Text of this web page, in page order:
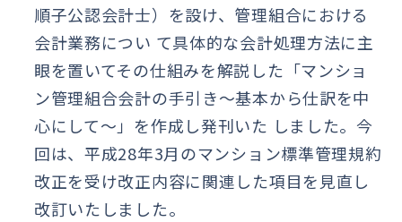
順子公認会計士）を設け、管理組合における
会計業務につい て具体的な会計処理方法に主
眼を置いてその仕組みを解説した「マンショ
ン管理組合会計の手引き〜基本から仕訳を中
心にして〜」を作成し発刊いた しました。今
回は、平成28年3月のマンション標準管理規約
改正を受け改正内容に関連した項目を見直し
改訂いたしました。